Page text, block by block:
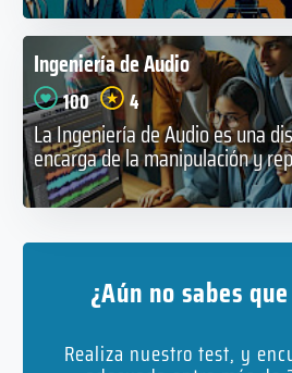
Ingeniería de Audio
100 4
La Ingeniería de Audio es una
encarga de la manipulación y
¿Aún no sabes
Realiza nuestro test, y